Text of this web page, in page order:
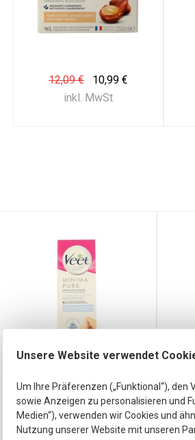
12,09 €
10,99 €
inkl. MwSt
Veet
EnthaarungsCreme
empfindliche
Haut 100 Ml
Unsere Website verwendet
Um Ihre Präferenzen („Funktional“), den
sowie Anzeigen zu personalisieren und
Medien“), verwenden wir Cookies und
Nutzung unserer Website mit unseren